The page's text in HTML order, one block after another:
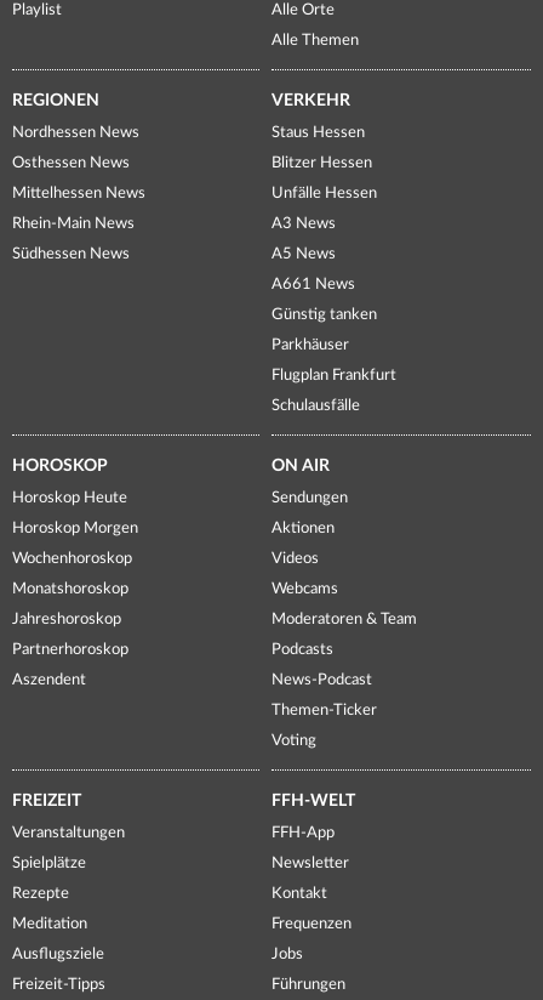
Playlist
Alle Orte
Alle Themen
REGIONEN
Nordhessen News
Osthessen News
Mittelhessen News
Rhein-Main News
Südhessen News
VERKEHR
Staus Hessen
Blitzer Hessen
Unfälle Hessen
A3 News
A5 News
A661 News
Günstig tanken
Parkhäuser
Flugplan Frankfurt
Schulausfälle
HOROSKOP
Horoskop Heute
Horoskop Morgen
Wochenhoroskop
Monatshoroskop
Jahreshoroskop
Partnerhoroskop
Aszendent
ON AIR
Sendungen
Aktionen
Videos
Webcams
Moderatoren & Team
Podcasts
News-Podcast
Themen-Ticker
Voting
FREIZEIT
Veranstaltungen
Spielplätze
Rezepte
Meditation
Ausflugsziele
Freizeit-Tipps
FFH-WELT
FFH-App
Newsletter
Kontakt
Frequenzen
Jobs
Führungen